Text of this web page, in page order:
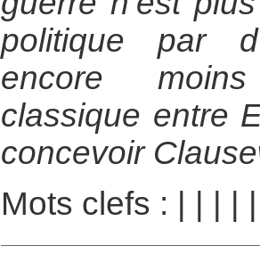
politique par
encore
classique entre
concevoir
Mots clefs :